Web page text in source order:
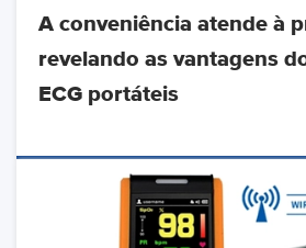
A conveniência atende à
revelando as vantagens
ECG portáteis